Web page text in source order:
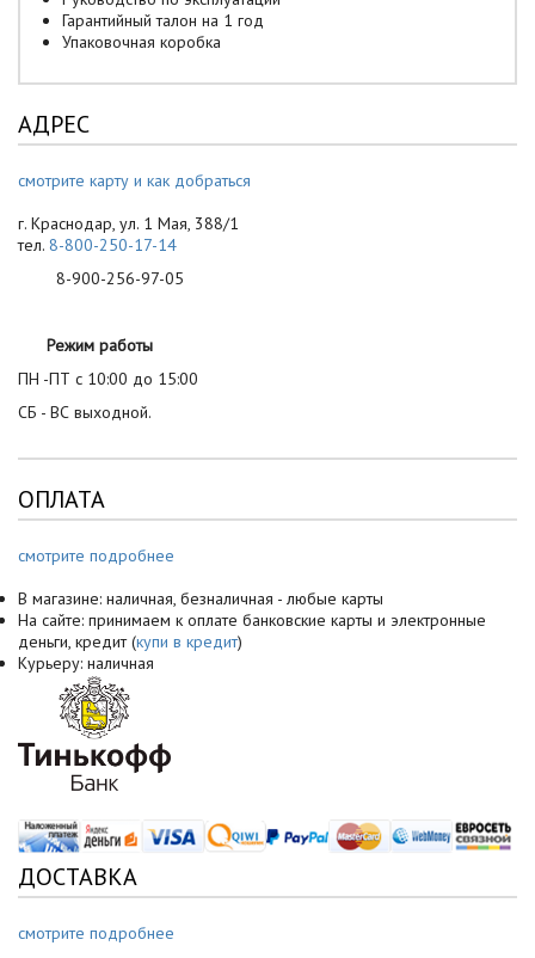
Гарантийный талон на 1 год
Упаковочная коробка
АДРЕС
смотрите карту и как добраться
г. Краснодар, ул. 1 Мая, 388/1
тел. 8-800-250-17-14
8-900-256-97-05
Режим работы
ПН -ПТ с 10:00 до 15:00
СБ - ВС выходной.
ОПЛАТА
смотрите подробнее
В магазине: наличная, безналичная - любые карты
На сайте: принимаем к оплате банковские карты и электронные
деньги, кредит (купи в кредит)
Курьеру: наличная
ДОСТАВКА
смотрите подробнее